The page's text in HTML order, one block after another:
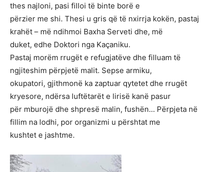
thes najloni, pasi filloi të binte borë e
përzier me shi. Thesi u gris që të nxirrja kokën, pastaj
krahët – më ndihmoi Baxha Serveti dhe, më
duket, edhe Doktori nga Kaçaniku.
Pastaj morëm rrugët e refugjatëve dhe filluam të
ngjiteshim përpjetë malit. Sepse armiku,
okupatori, gjithmonë ka zaptuar qytetet dhe rrugët
kryesore, ndërsa luftëtarët e lirisë kanë pasur
për mburojë dhe shpresë malin, fushën… Përpjeta në
fillim na lodhi, por organizmi u përshtat me
kushtet e jashtme.